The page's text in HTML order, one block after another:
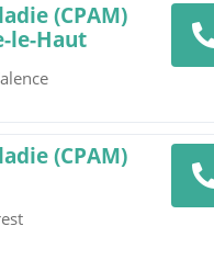
(CPAM)
le-Haut
(CPAM)